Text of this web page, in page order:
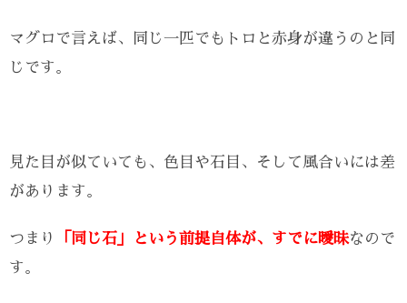
マグロで言えば、同じ一匹でもトロと赤身が違うのと同
じです。
見た目が似ていても、色目や石目、そして風合いには差
があります。
つまり 「同じ石」という前提自体が、すでに曖昧なので
す。